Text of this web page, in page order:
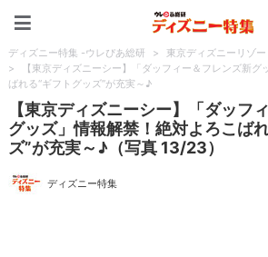
ディズニー特集 -ウレぴあ総研 > 東京ディズニーリゾー
>
【東京ディズニーシー】「ダッフィー＆フレンズ新グ
ばれる“ギフトグッズ”が充実～♪
【東京ディズニーシー】「ダッフ
グッズ」情報解禁！絶対よろこば
ズ”が充実～♪（写真 13/23）
ディズニー特集